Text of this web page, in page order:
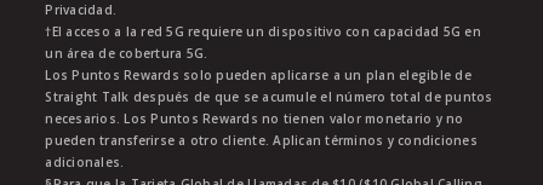
Privacidad.
†El acceso a la red 5G requiere un dispositivo con capacidad 5G en
un área de cobertura 5G.
Los Puntos Rewards solo pueden aplicarse a un plan elegible de
Straight Talk después de que se acumule el número total de puntos
necesarios. Los Puntos Rewards no tienen valor monetario y no
pueden transferirse a otro cliente. Aplican términos y condiciones
adicionales.